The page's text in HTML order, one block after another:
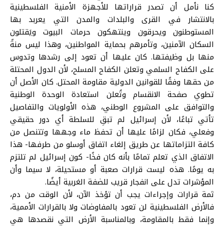
كنا نأمل أن تصدر قراراتها للأجهزة الأمنية الفلسطينية
بالانتشار في القرى والبلدات والمدن التي يعربد بها
المستوطنون ويحرقون وينتهكون حرمات البيوت ويَقتلون
السكان الآمنين، وتأمرهم بحماية المواطنين، وهذا ليس منةً
منها بل وظيفتها. كان عليها أن تعود إلى رشدها وتدوس
على الكفاح السلمي وتعلن الكفاح المسلح، لأن الدول المحتلة
من حقها وفقًا للقوانين الدولية مقاومة المحتل. كان الأصل أن
تطوي صفحة الانقسام وتُعلن استعادة الوحدة الوطنية
والتوافق على المشروع الوطني، هذه الأولويات والتفاصيل
تأتي تباعًا، لأن إسرائيل لم تبقِ للسلطة أي دور حقيقي
وفعلي، فكان لزامًا عليها أن تحفظ ماء وجهها وتتنصل من
كافة التزاماتها عن طريق إلغاء اتفاق أوسلو من طرفها- هذا
الاتفاق الذي تعلم تمامًا بأنه كان فخًا- كون إسرائيل لم تلتزم
به يومًا. هذه ليست قرارات صعبة أو مستحيلة، لا سيما وأن
المؤشرات تدل على انفجار قريب للضفة الغربية أيضًا.
ثمة قرارات وإجراءات يجب أن تؤخذ الآن، لأن الوقت من دم،
فالأرض الفلسطينية لن تعود بالمفاوضات ولا بالقرارات الأممية،
وإنما فقط بالمقاومة، وبالمناسبة الأرض التي نقصدها هي